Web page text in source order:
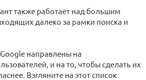
также работает над большим
далеко за рамки поиска и
направлены на
и на то, чтобы сделать их
Взгляните на этот список